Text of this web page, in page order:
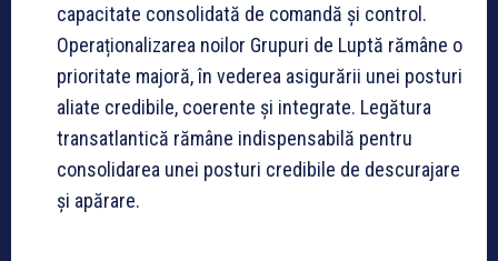
capacitate consolidată de comandă și control.
Operaționalizarea noilor Grupuri de Luptă rămâne o
prioritate majoră, în vederea asigurării unei posturi
aliate credibile, coerente și integrate. Legătura
transatlantică rămâne indispensabilă pentru
consolidarea unei posturi credibile de descurajare
și apărare.